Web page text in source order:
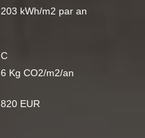
203 kWh/m2 par an
C
6 Kg CO2/m2/an
820 EUR